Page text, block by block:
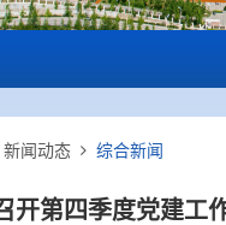
新闻动态 综合新闻
开第四季度党建工